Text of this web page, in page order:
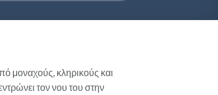
μοναχούς, κληρικούς και
τον νου του στην